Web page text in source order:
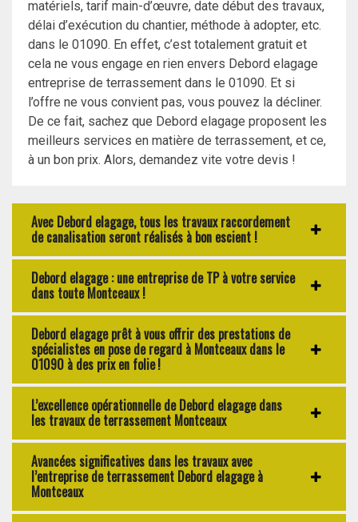
matériels, tarif main-d’œuvre, date début des travaux,
délai d’exécution du chantier, méthode à adopter, etc.
dans le 01090. En effet, c’est totalement gratuit et
cela ne vous engage en rien envers Debord elagage
entreprise de terrassement dans le 01090. Et si
l’offre ne vous convient pas, vous pouvez la décliner.
De ce fait, sachez que Debord elagage proposent les
meilleurs services en matière de terrassement, et ce,
à un bon prix. Alors, demandez vite votre devis !
Avec Debord elagage, tous les travaux raccordement
de canalisation seront réalisés à bon escient !
Debord elagage : une entreprise de TP à votre service
dans toute Montceaux !
Debord elagage prêt à vous offrir des prestations de
spécialistes en pose de regard à Montceaux dans le
01090 à des prix en folie !
L’excellence opérationnelle de Debord elagage dans
les travaux de terrassement Montceaux
Avancées significatives dans les travaux avec
l’entreprise de terrassement Debord elagage à
Montceaux